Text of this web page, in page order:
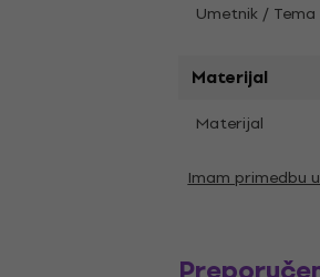
Umetnik / Tema
Materijal
Materijal
Imam primedbu